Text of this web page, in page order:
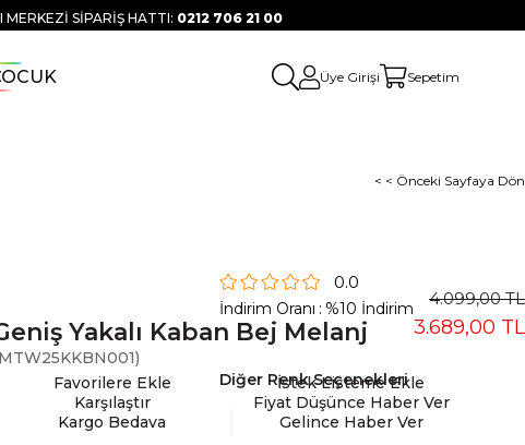
MERKEZİ SİPARİŞ HATTI: 0212 706 21 00
Üye Girişi Sepetim
< < Önceki Sayfaya Dön
Yakalı Kaban Bej Melanj
0.0
İndirim Oranı : %10 İndirim 4.099,00 TL
3.689,00 TL
Diğer Renk Seçenekleri
Favorilere Ekle
İstek Listeme Ekle
Karşılaştır
Fiyat Düşünce Haber Ver
Kargo Bedava
Gelince Haber Ver